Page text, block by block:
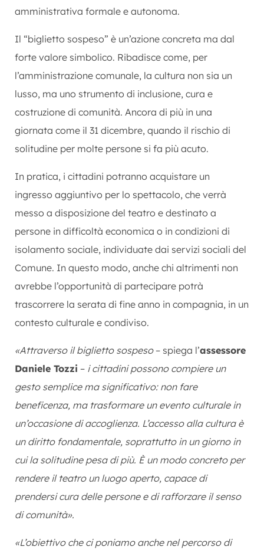
amministrativa formale e autonoma.
Il “biglietto sospeso” è un’azione concreta ma dal
forte valore simbolico. Ribadisce come, per
l’amministrazione comunale, la cultura non sia un
lusso, ma uno strumento di inclusione, cura e
costruzione di comunità. Ancora di più in una
giornata come il 31 dicembre, quando il rischio di
solitudine per molte persone si fa più acuto.
In pratica, i cittadini potranno acquistare un
ingresso aggiuntivo per lo spettacolo, che verrà
messo a disposizione del teatro e destinato a
persone in difficoltà economica o in condizioni di
isolamento sociale, individuate dai servizi sociali del
Comune. In questo modo, anche chi altrimenti non
avrebbe l’opportunità di partecipare potrà
trascorrere la serata di fine anno in compagnia, in un
contesto culturale e condiviso.
«Attraverso il biglietto sospeso– spiega l’assessore
Daniele Tozzi – i cittadini possono compiere un
gesto semplice ma significativo: non fare
beneficenza, ma trasformare un evento culturale in
un’occasione di accoglienza. L’accesso alla cultura è
un diritto fondamentale, soprattutto in un giorno in
cui la solitudine pesa di più. È un modo concreto per
rendere il teatro un luogo aperto, capace di
prendersi cura delle persone e di rafforzare il senso
di comunità».
«L’obiettivo che ci poniamo anche nel percorso di